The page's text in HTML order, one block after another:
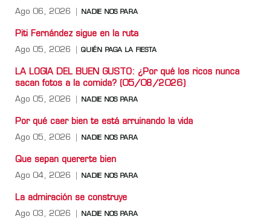
Ago 06, 2026 NADIE NOS PARA
Piti Fernández sigue en la ruta
Ago 05, 2026 QUIÉN PAGA LA FIESTA
LA LOGIA DEL BUEN GUSTO: ¿Por qué los ricos nunca
sacan fotos a la comida? (05/08/2026)
Ago 05, 2026 NADIE NOS PARA
Por qué caer bien te está arruinando la vida
Ago 05, 2026 NADIE NOS PARA
Que sepan quererte bien
Ago 04, 2026 NADIE NOS PARA
La admiración se construye
Ago 03, 2026 NADIE NOS PARA